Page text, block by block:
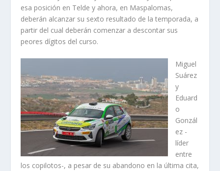
esa posición en Telde y ahora, en Maspalomas,
deberán alcanzar su sexto resultado de la temporada, a
partir del cual deberán comenzar a descontar sus
peores dígitos del curso.
Miguel
Suárez
y
Eduard
o
Gonzál
ez -
líder
entre
los copilotos-, a pesar de su abandono en la última cita,